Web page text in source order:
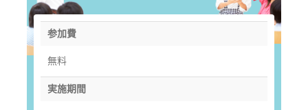
参加費
無料
実施期間